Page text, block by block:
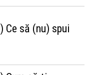
Ce să (nu) spui